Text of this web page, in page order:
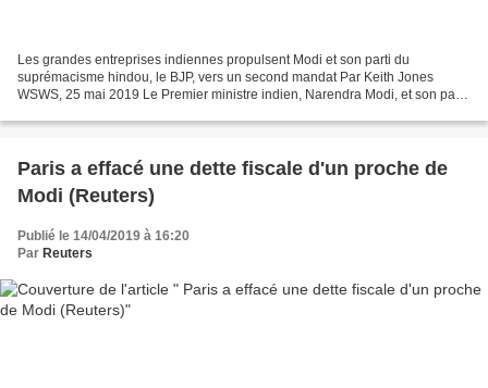
Les grandes entreprises indiennes propulsent Modi et son parti du
suprémacisme hindou, le BJP, vers un second mandat Par Keith Jones
WSWS, 25 mai 2019 Le Premier ministre indien, Narendra Modi, et son parti
Paris a effacé une dette fiscale d'un proche de
Modi (Reuters)
Publié le 14/04/2019 à 16:20
Par Reuters